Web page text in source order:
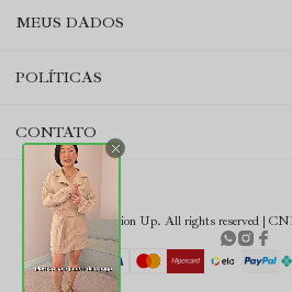
funcionam sozinhas e
A proposta é autêntica e precisa:
encontro e do
MEUS DADOS
POLÍTICAS
CONTATO
2026 Fashion Up. All rights reserved |